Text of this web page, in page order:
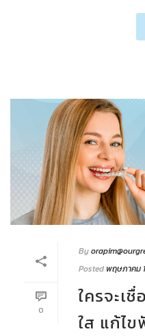
0
By
Posted พฤษภาคม
ใครจะเ
ใส แก้ไข